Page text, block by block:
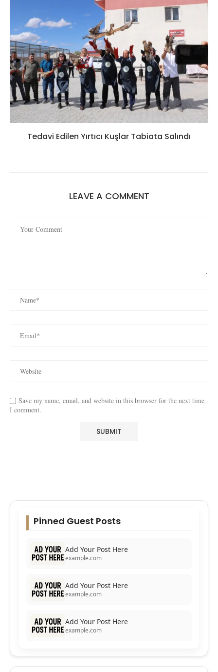
Tedavi Edilen Yırtıcı Kuşlar Tabiata Salındı
LEAVE A COMMENT
Save my name, email, and website in this browser for the next time
I comment.
Pinned Guest Posts
Add Your Post Here
example.com
Add Your Post Here
example.com
Add Your Post Here
example.com